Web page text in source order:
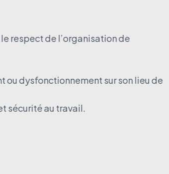
respect de l’organisation de
ou dysfonctionnement sur son lieu de
sécurité au travail.